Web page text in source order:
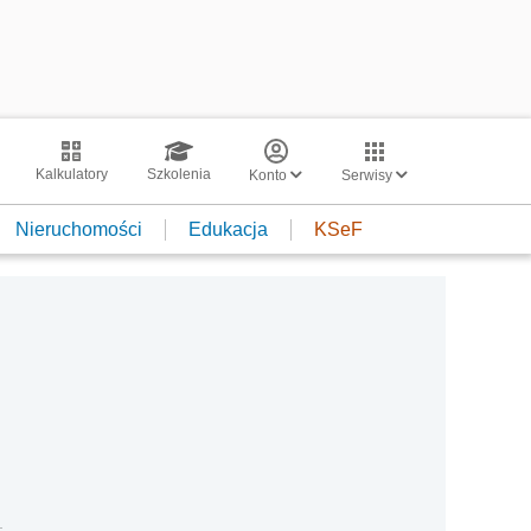
Kalkulatory Szkolenia Konto Serwisy
Nieruchomości Edukacja KSeF